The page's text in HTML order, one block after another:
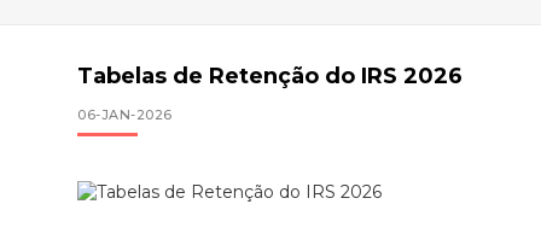
Tabelas de Retenção do IRS 2026
06-JAN-2026